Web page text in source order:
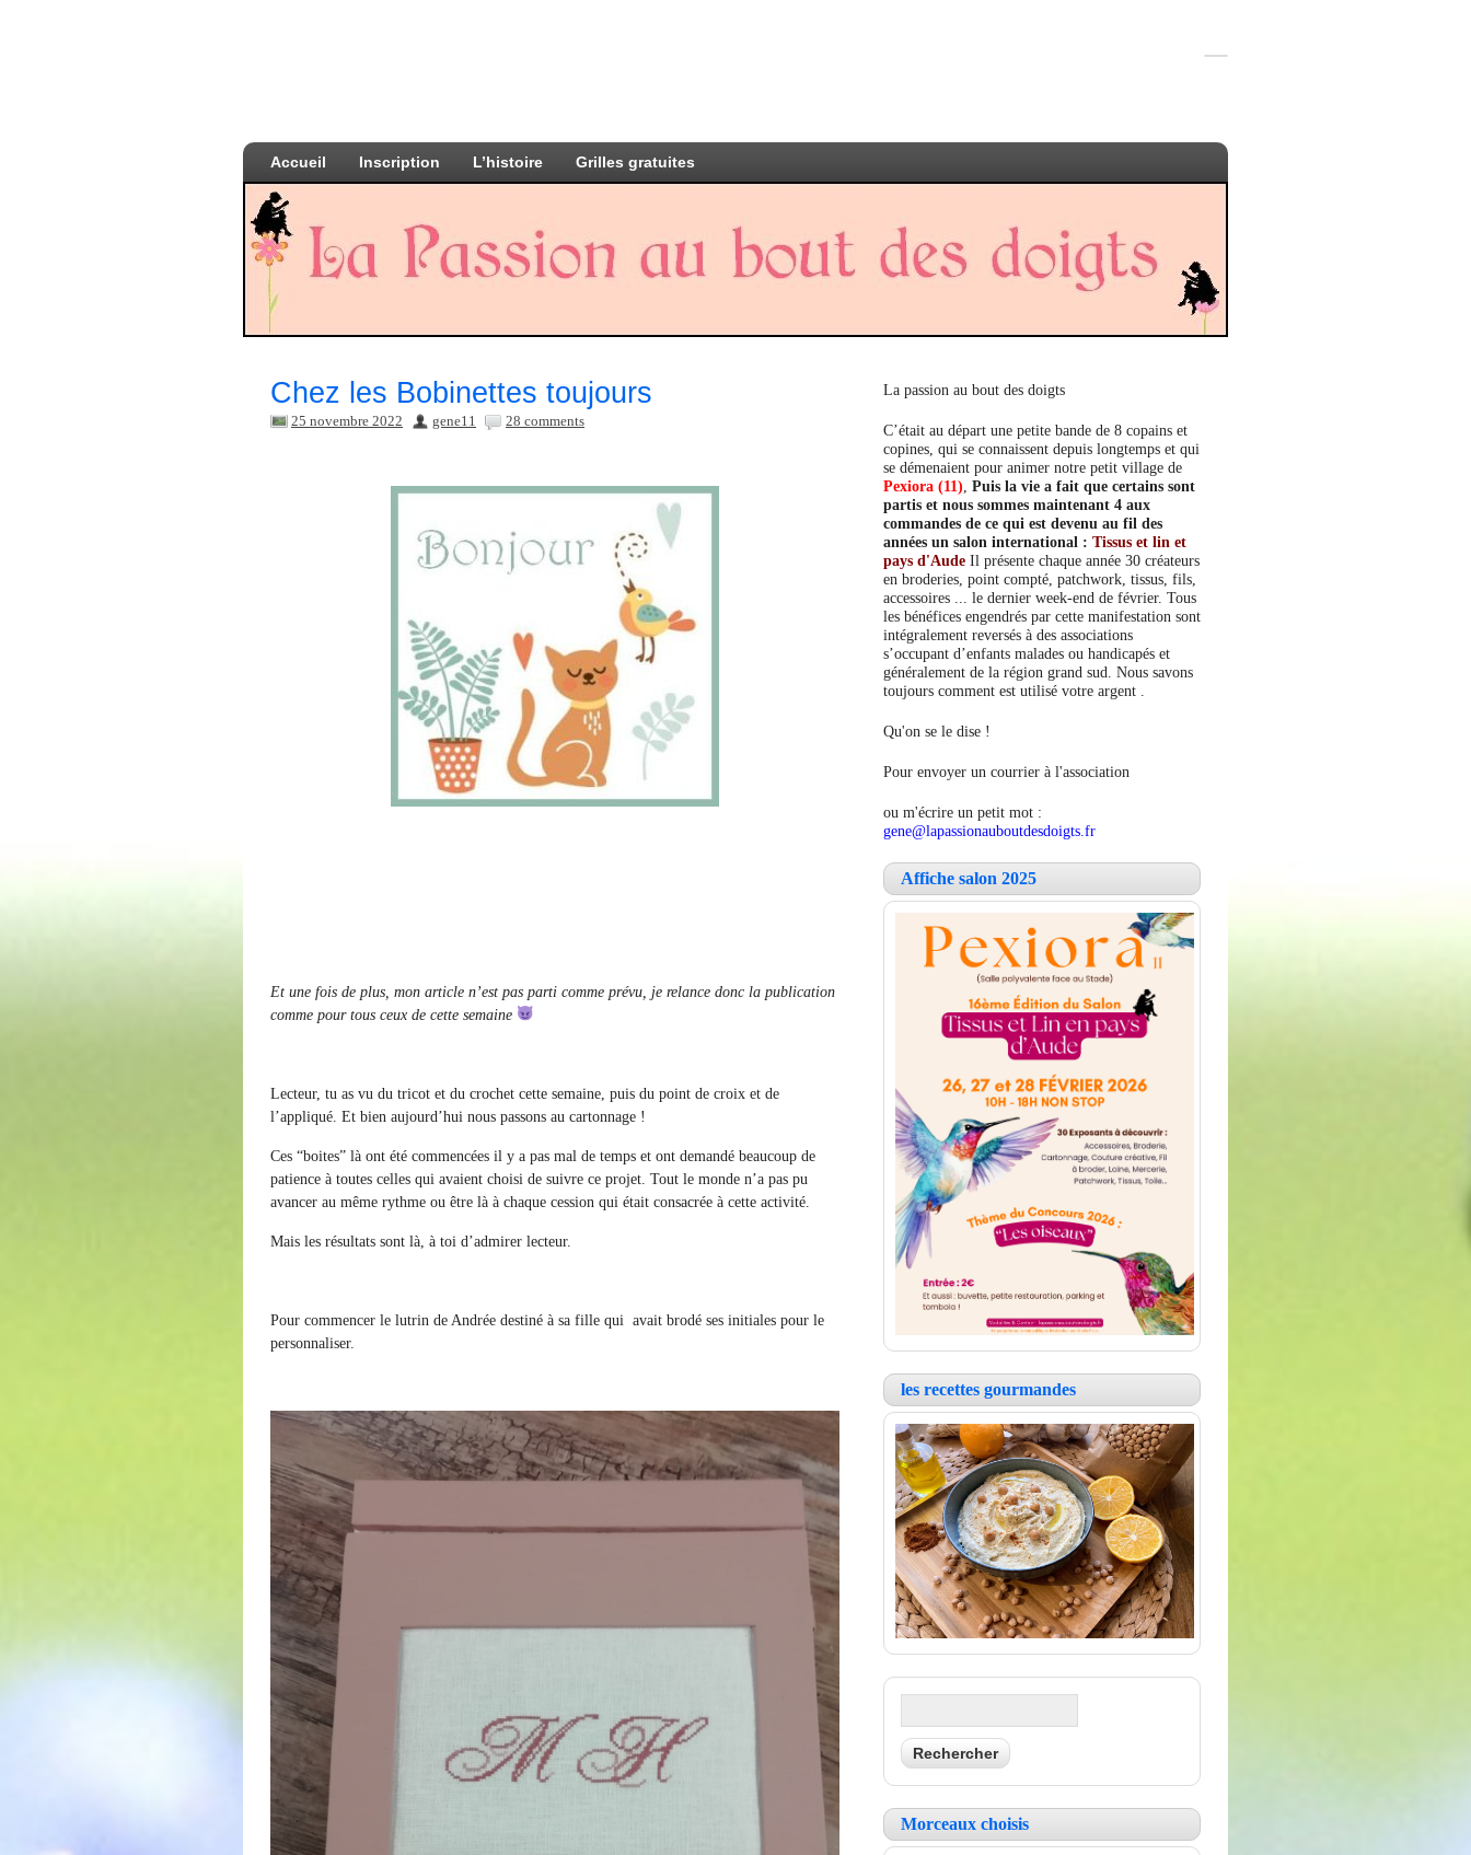
Accueil Inscription L’histoire Grilles gratuites
Chez les Bobinettes toujours
25 novembre 2022 gene11 28 comments
Et une fois de plus, mon article n’est pas parti comme prévu, je relance donc la publication
comme pour tous ceux de cette semaine
Lecteur, tu as vu du tricot et du crochet cette semaine, puis du point de croix et de
l’appliqué. Et bien aujourd’hui nous passons au cartonnage !
Ces “boites” là ont été commencées il y a pas mal de temps et ont demandé beaucoup de
patience à toutes celles qui avaient choisi de suivre ce projet. Tout le monde n’a pas pu
avancer au même rythme ou être là à chaque cession qui était consacrée à cette activité.
Mais les résultats sont là, à toi d’admirer lecteur.
Pour commencer le lutrin de Andrée destiné à sa fille qui avait brodé ses initiales pour le
personnaliser.
La passion au bout des doigts
C’était au départ une petite bande de 8 copains et
copines, qui se connaissent depuis longtemps et qui
se démenaient pour animer notre petit village de
Pexiora (11) Puis la vie a fait que certains sont
partis et nous sommes maintenant 4 aux
commandes de ce qui est devenu au fil des
années un salon international : Tissus et lin et
pays d'Aude Il présente chaque année 30 créateurs
en broderies, point compté, patchwork, tissus, fils,
accessoires ... le dernier week-end de février. Tous
les bénéfices engendrés par cette manifestation sont
intégralement reversés à des associations
s’occupant d’enfants malades ou handicapés et
généralement de la région grand sud. Nous savons
toujours comment est utilisé votre argent .
Qu'on se le dise !
Pour envoyer un courrier à l'association
ou m'écrire un petit mot :
gene@lapassionauboutdesdoigts.fr
Affiche salon 2025
les recettes gourmandes
Morceaux choisis